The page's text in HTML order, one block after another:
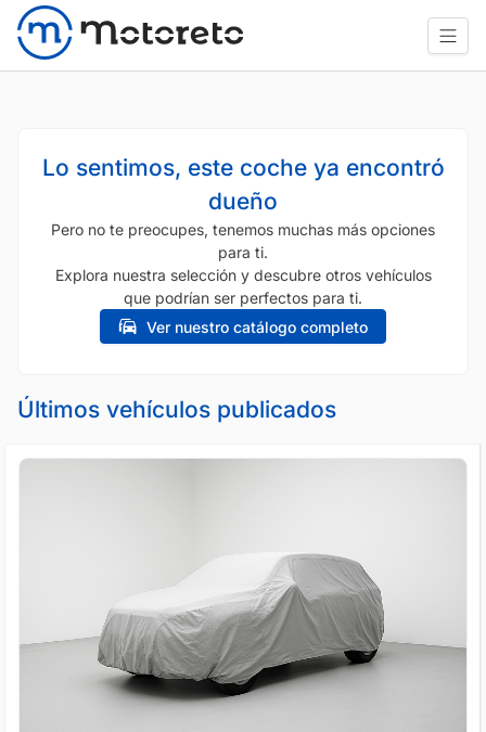
Lo sentimos, este coche ya encontró
dueño
Pero no te preocupes, tenemos muchas más opciones
para ti.
Explora nuestra selección y descubre otros vehículos
que podrían ser perfectos para ti.
Ver nuestro catálogo completo
Últimos vehículos publicados